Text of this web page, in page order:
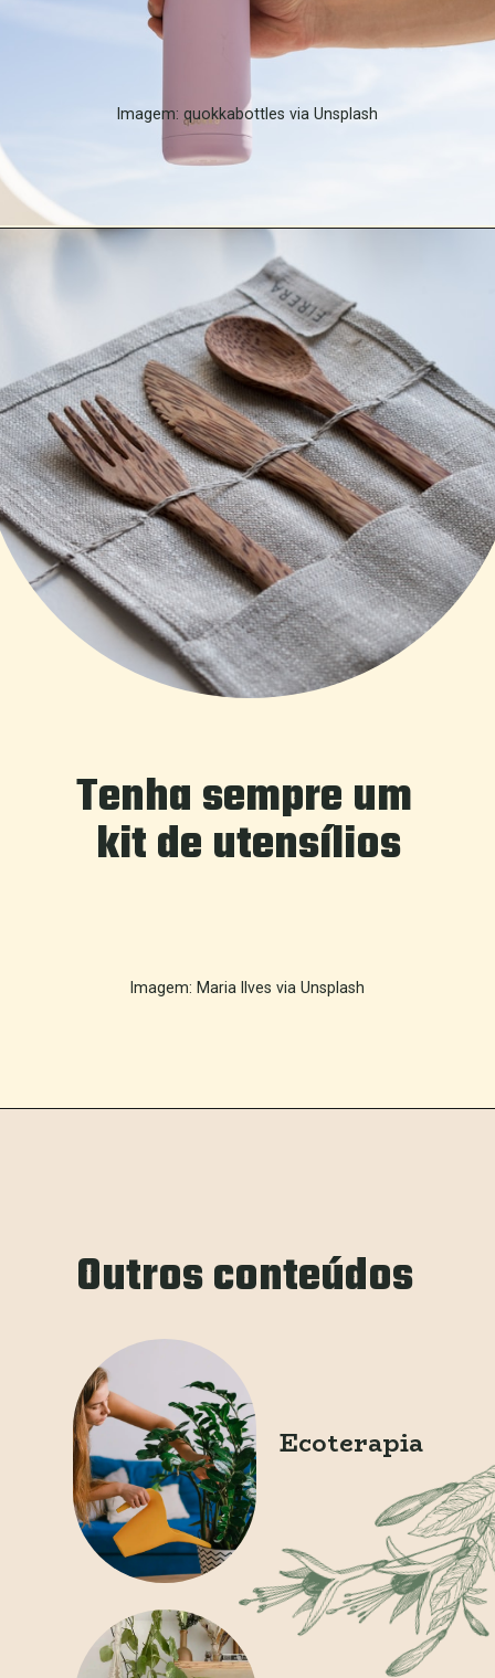
Imagem: quokkabottles via Unsplash
Tenha sempre um
kit de utensílios
Imagem: Maria Ilves via Unsplash
Ecoterapia
Outros conteúdos